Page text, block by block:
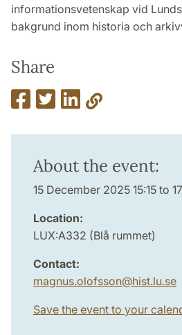
informationsvetenskap vid
bakgrund inom historia och
Share
About the event:
15 December 2025 15:15 to
Location:
LUX:A332 (Blå rummet)
Contact:
magnus.olofsson@hist.lu.se
Save the event to your